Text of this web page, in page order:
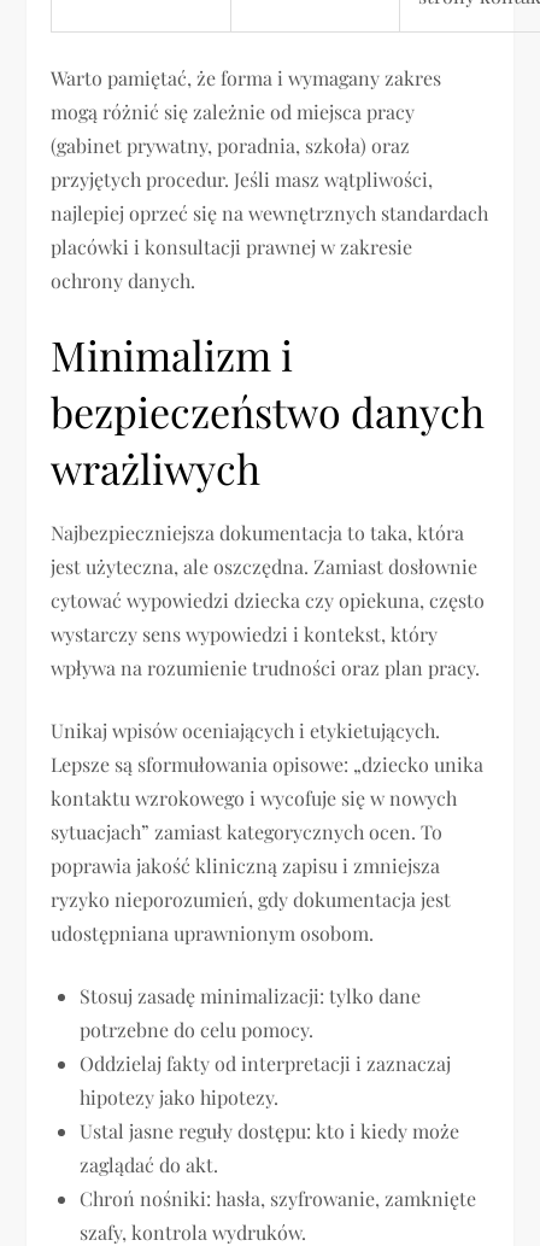
Warto pamiętać, że forma i wymagany zakres
mogą różnić się zależnie od miejsca pracy
(gabinet prywatny, poradnia, szkoła) oraz
przyjętych procedur. Jeśli masz wątpliwości,
najlepiej oprzeć się na wewnętrznych standardach
placówki i konsultacji prawnej w zakresie
ochrony danych.
Minimalizm i
bezpieczeństwo danych
wrażliwych
Najbezpieczniejsza dokumentacja to taka, która
jest użyteczna, ale oszczędna. Zamiast dosłownie
cytować wypowiedzi dziecka czy opiekuna, często
wystarczy sens wypowiedzi i kontekst, który
wpływa na rozumienie trudności oraz plan pracy.
Unikaj wpisów oceniających i etykietujących.
Lepsze są sformułowania opisowe: „dziecko unika
kontaktu wzrokowego i wycofuje się w nowych
sytuacjach” zamiast kategorycznych ocen. To
poprawia jakość kliniczną zapisu i zmniejsza
ryzyko nieporozumień, gdy dokumentacja jest
udostępniana uprawnionym osobom.
Stosuj zasadę minimalizacji: tylko dane
potrzebne do celu pomocy.
Oddzielaj fakty od interpretacji i zaznaczaj
hipotezy jako hipotezy.
Ustal jasne reguły dostępu: kto i kiedy może
zaglądać do akt.
Chroń nośniki: hasła, szyfrowanie, zamknięte
szafy, kontrola wydruków.